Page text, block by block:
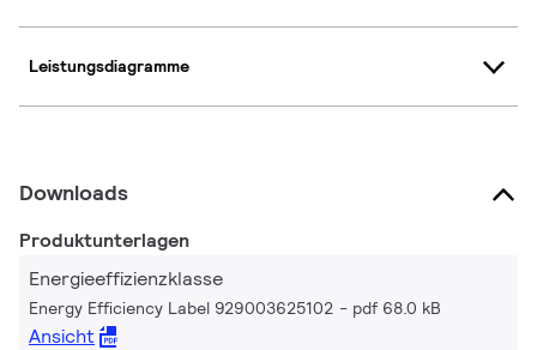
Leistungsdiagramme
Downloads
Produktunterlagen
Energieeffizienzklasse
Energy Efficiency Label 929003625102 pdf 68.0 kB
Ansicht